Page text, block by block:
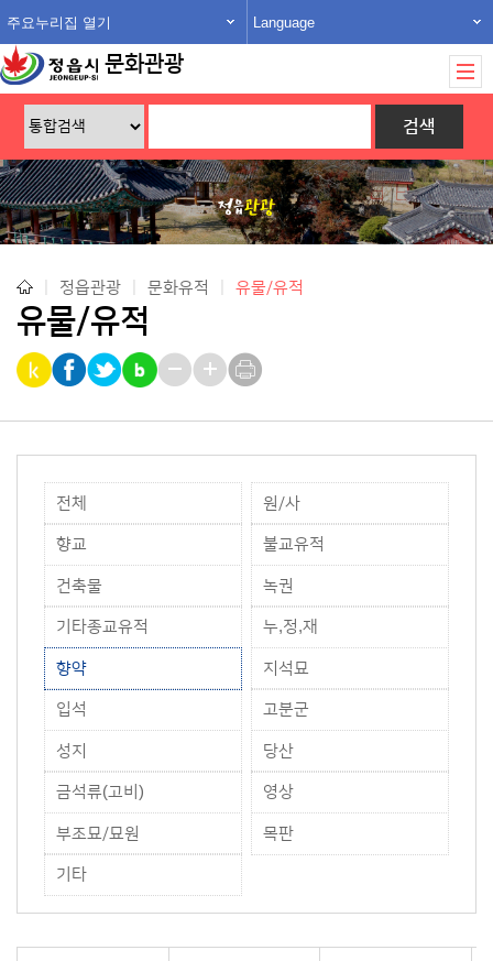
주요누리집 열기 Language
문화관광
정읍관광 문화유적 유물/유적
유물/유적
전체 원/사
향교 불교유적
건축물 녹권
기타종교유적 누,정,재
향약 지석묘
입석 고분군
성지 당산
금석류(고비) 영상
부조묘/묘원 목판
기타